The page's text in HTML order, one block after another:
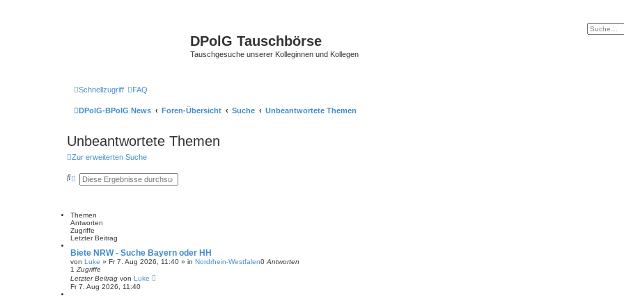
DPolG Tauschbörse
Tauschgesuche unserer Kolleginnen und Kollegen
Schnellzugriff FAQ
DPolG-BPolG News Foren-Übersicht Suche Unbeantwortete Themen
Unbeantwortete Themen
Zur erweiterten Suche
S E
t
e
r
t
e
S
u
c
h
Themen
Antworten
Zugriffe
Letzter Beitrag
Biete NRW - Suche Bayern oder HH
von Luke » Fr 7. Aug 2026, 11:40 » in Nordrhein-Westfalen0 Antworten
1 Zugriffe
Letzter Beitrag von Luke
Fr 7. Aug 2026, 11:40